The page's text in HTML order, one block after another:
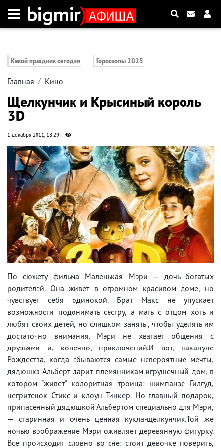
Какой праздник сегодня Гороскопы 2025
Главная Кино
Щелкунчик и Крысиный король
3D
1 декабря 2011, 18:29
По сюжету фильма Маленькая Мэри — дочь богатых
родителей. Она живет в огромном красивом доме, но
чувствует себя одинокой. Брат Макс не упускает
возможности подонимать сестру, а мать с отцом хоть и
любят своих детей, но слишком заняты, чтобы уделять им
достаточно внимания. Мэри не хватает общения с
друзьями и, конечно, приключений.И вот, накануне
Рождества, когда сбываются самые невероятные мечты,
дядюшка Альберт дарит племянникам игрушечный дом, в
котором "живет" колоритная троица: шимпанзе Гилгуд,
негритенок Стикс и клоун Тинкер. Но главный подарок,
припасенный дядюшкой Альбертом специально для Мэри,
— старинная и очень ценная кукла-щелкунчик.Той же
ночью воображение Мэри оживляет деревянную фигурку.
Все происходит словно во сне: стоит девочке поверить,